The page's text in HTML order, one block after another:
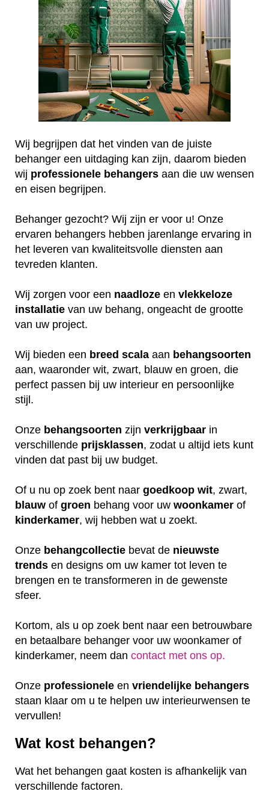
Wij begrijpen dat het vinden van de juiste
behanger een uitdaging kan zijn, daarom bieden
wij professionele behangers aan die uw wensen
en eisen begrijpen.
Behanger gezocht? Wij zijn er voor u! Onze
ervaren behangers hebben jarenlange ervaring in
het leveren van kwaliteitsvolle diensten aan
tevreden klanten.
Wij zorgen voor een naadloze en vlekkeloze
installatie van uw behang, ongeacht de grootte
van uw project.
Wij bieden een breed scala aan behangsoorten
aan, waaronder wit, zwart, blauw en groen, die
perfect passen bij uw interieur en persoonlijke
stijl.
Onze behangsoorten zijn verkrijgbaar in
verschillende prijsklassen, zodat u altijd iets kunt
vinden dat past bij uw budget.
Of u nu op zoek bent naar goedkoop wit, zwart,
blauw of groen behang voor uw woonkamer of
kinderkamer, wij hebben wat u zoekt.
Onze behangcollectie bevat de nieuwste
trends en designs om uw kamer tot leven te
brengen en te transformeren in de gewenste
sfeer.
Kortom, als u op zoek bent naar een betrouwbare
en betaalbare behanger voor uw woonkamer of
kinderkamer, neem dan contact met ons op.
Onze professionele en vriendelijke behangers
staan klaar om u te helpen uw interieurwensen te
vervullen!
Wat kost behangen?
Wat het behangen gaat kosten is afhankelijk van
verschillende factoren.